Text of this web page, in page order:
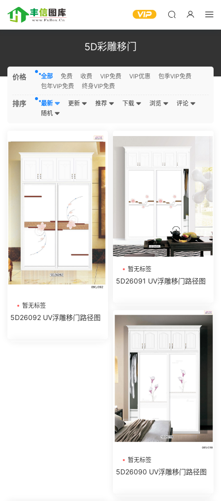
5D彩雕移门
价格 全部 免费 收费 VIP免费 VIP优惠
包季VIP免费
包年VIP免费
终身VIP免费
排序 最新 更新 推荐 下载 浏览
评论
随机
暂无标签
5D26092 UV浮雕移门路径图
暂无标签
5D26091 UV浮雕移门路径图
暂无标签
5D26090 UV浮雕移门路径图